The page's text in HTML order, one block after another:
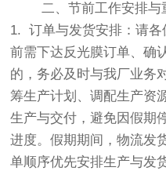
二、节前工作安排与
1. 订单与发货安排：请
前需下达反光膜订单、确
的，务必及时与我厂业务
筹生产计划、调配生产资
生产与交付，避免因假期
进度。假期期间，物流发
单顺序优先安排生产与发